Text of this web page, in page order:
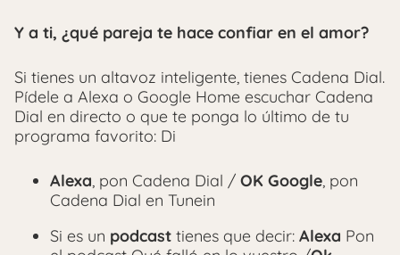
Y a ti, ¿qué pareja te hace confiar en el amor?
Si tienes un altavoz inteligente, tienes Cadena Dial.
Pídele a Alexa o Google Home escuchar Cadena
Dial en directo o que te ponga lo último de tu
programa favorito: Di
Alexa, pon Cadena Dial / OK Google, pon
Cadena Dial en Tunein
Si es un podcast tienes que decir: Alexa Pon